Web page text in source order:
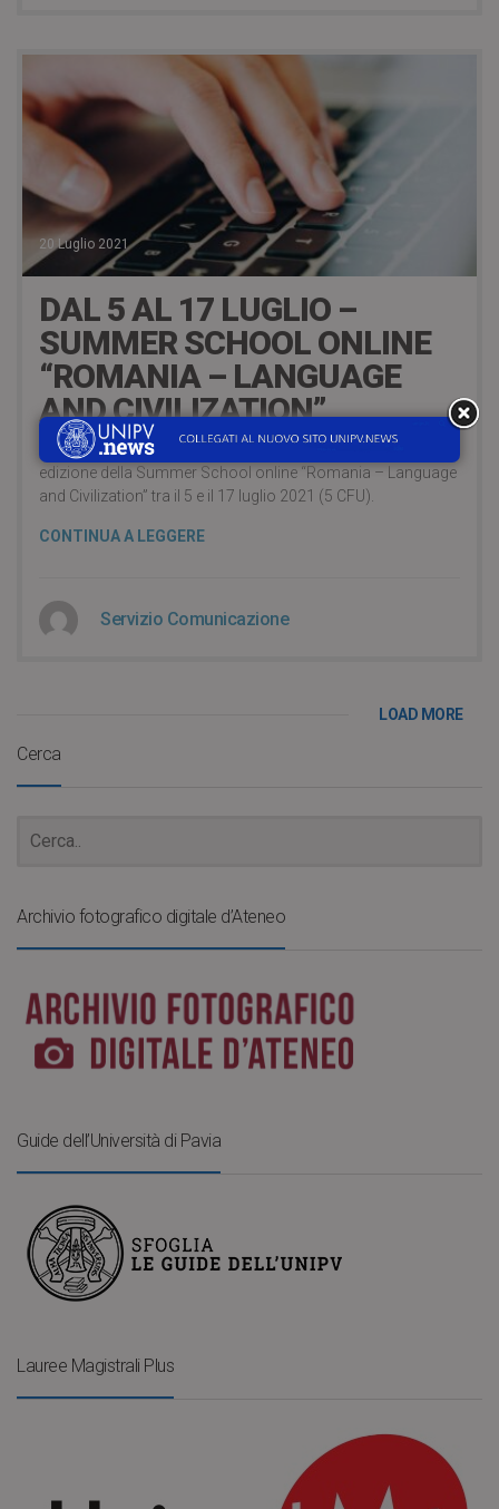
20 Luglio 2021
DAL 5 AL 17 LUGLIO –
SUMMER SCHOOL ONLINE
“ROMANIA – LANGUAGE
AND CIVILIZATION”
(English below) L’Università di Iasi organizza la 49esima
edizione della Summer School online “Romania – Language
and Civilization” tra il 5 e il 17 luglio 2021 (5 CFU).
CONTINUA A LEGGERE
Servizio Comunicazione
LOAD MORE
Cerca
Archivio fotografico digitale d’Ateneo
Guide dell’Università di Pavia
Lauree Magistrali Plus